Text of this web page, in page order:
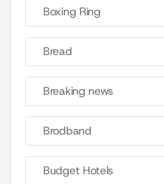
Boxing Ring
Bread
Breaking news
Brodband
Budget Hotels